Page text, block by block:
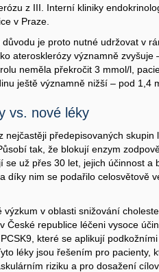
z III. Interní kliniky
v Praze.
je proto nutné udržovat v
aterosklerózy významně zvyšuje
neměla překročit 3 mmol/l,
ještě významně nižší – pod 1,4
vs. nové léky
nejčastěji předepisovaných
tak, že blokují enzym
se už přes 30 let, jejich účinnost a
díky nim se podařilo celosvětově
výzkum v oblasti snižování
České republice léčeni vysoce
které se aplikují
léky jsou řešením pro pacienty,
riziku a pro dosažení